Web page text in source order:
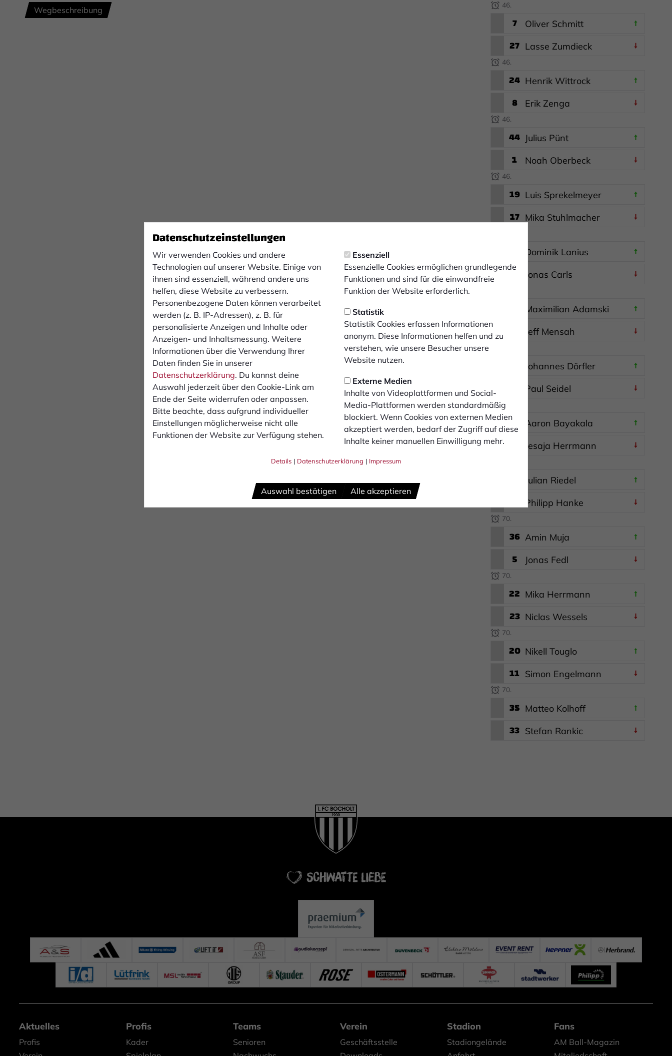
Datenschutzeinstellungen
Wir verwenden Cookies und andere
Technologien auf unserer Website. Einige von
ihnen sind essenziell, während andere uns
helfen, diese Website zu verbessern.
Personenbezogene Daten können verarbeitet
werden (z. B. IP-Adressen), z. B. für
personalisierte Anzeigen und Inhalte oder
Anzeigen- und Inhaltsmessung. Weitere
Informationen über die Verwendung Ihrer
Daten finden Sie in unserer
Datenschutzerklärung. Du kannst deine
Auswahl jederzeit über den Cookie-Link am
Ende der Seite widerrufen oder anpassen.
Bitte beachte, dass aufgrund individueller
Einstellungen möglicherweise nicht alle
Funktionen der Website zur Verfügung stehen.
Essenziell
Essenzielle Cookies ermöglichen grundlegende
Funktionen und sind für die einwandfreie
Funktion der Website erforderlich.
Statistik
Statistik Cookies erfassen Informationen
anonym. Diese Informationen helfen und zu
verstehen, wie unsere Besucher unsere
Website nutzen.
Externe Medien
Inhalte von Videoplattformen und Social-
Media-Plattformen werden standardmäßig
blockiert. Wenn Cookies von externen Medien
akzeptiert werden, bedarf der Zugriff auf diese
Inhalte keiner manuellen Einwilligung mehr.
Details | Datenschutzerklärung | Impressum
Auswahl bestätigen Alle akzeptieren
Wegbeschreibung
46.
7 Oliver Schmitt
27 Lasse Zumdieck
46.
24 Henrik Wittrock
8 Erik Zenga
46.
44 Julius Pünt
1 Noah Oberbeck
46.
19 Luis Sprekelmeyer
17 Mika Stuhlmacher
Dominik Lanius
28 Jonas Carls
Maximilian Adamski
Jeff Mensah
Johannes Dörfler
Paul Seidel
70.
17 Aaron Bayakala
Jesaja Herrmann
Julian Riedel
Philipp Hanke
70.
36 Amin Muja
5 Jonas Fedl
70.
22 Mika Herrmann
23 Niclas Wessels
70.
20 Nikell Touglo
11 Simon Engelmann
70.
35 Matteo Kolhoff
33 Stefan Rankic
Aktuelles
Profis
Profis
Kader
Teams
Senioren
Verein
Geschäftsstelle
Stadion
Stadiongelände
Fans
AM Ball-Magazin